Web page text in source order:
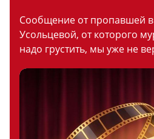
Сообщение от пропавшей
Усольцевой, от которого
надо грустить, мы уже не